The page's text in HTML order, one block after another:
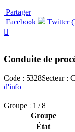
Partager
Facebook
Twitter

Conduite de
Code : 5328Secteur :
d'info
Groupe : 1 / 8
Groupe
État